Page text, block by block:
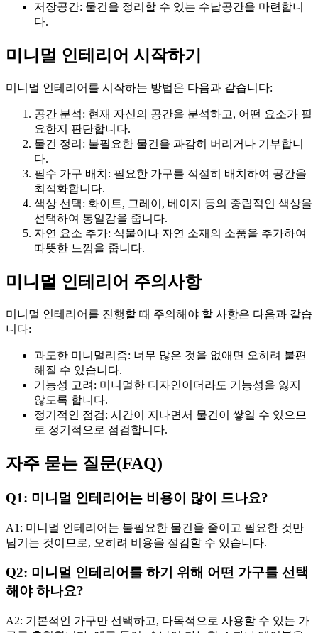
저장공간: 물건을 정리할 수 있는 수납공간을 마련합니
다.
미니멀 인테리어 시작하기
미니멀 인테리어를 시작하는 방법은 다음과 같습니다:
공간 분석: 현재 자신의 공간을 분석하고, 어떤 요소가 필
요한지 판단합니다.
물건 정리: 불필요한 물건을 과감히 버리거나 기부합니
다.
필수 가구 배치: 필요한 가구를 적절히 배치하여 공간을
최적화합니다.
색상 선택: 화이트, 그레이, 베이지 등의 중립적인 색상을
선택하여 통일감을 줍니다.
자연 요소 추가: 식물이나 자연 소재의 소품을 추가하여
따뜻한 느낌을 줍니다.
미니멀 인테리어 주의사항
미니멀 인테리어를 진행할 때 주의해야 할 사항은 다음과 같습
니다:
과도한 미니멀리즘: 너무 많은 것을 없애면 오히려 불편
해질 수 있습니다.
기능성 고려: 미니멀한 디자인이더라도 기능성을 잃지
않도록 합니다.
정기적인 점검: 시간이 지나면서 물건이 쌓일 수 있으므
로 정기적으로 점검합니다.
자주 묻는 질문(FAQ)
Q1: 미니멀 인테리어는 비용이 많이 드나요?
A1: 미니멀 인테리어는 불필요한 물건을 줄이고 필요한 것만
남기는 것이므로, 오히려 비용을 절감할 수 있습니다.
Q2: 미니멀 인테리어를 하기 위해 어떤 가구를 선택
해야 하나요?
A2: 기본적인 가구만 선택하고, 다목적으로 사용할 수 있는 가